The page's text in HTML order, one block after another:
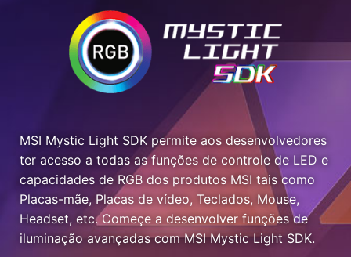
MSI Mystic Light SDK permite aos desenvolvedores
ter acesso a todas as funções de controle de LED e
capacidades de RGB dos produtos MSI tais como
Placas-mãe, Placas de vídeo, Teclados, Mouse,
Headset, etc. Começe a desenvolver funções de
iluminação avançadas com MSI Mystic Light SDK.